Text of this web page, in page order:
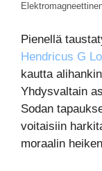
Pienellä
Hendricus G
kautta
Yhdysvaltain
Sodan
voitaisiin
moraalin